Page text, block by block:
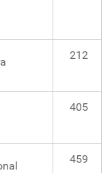
212
405
459